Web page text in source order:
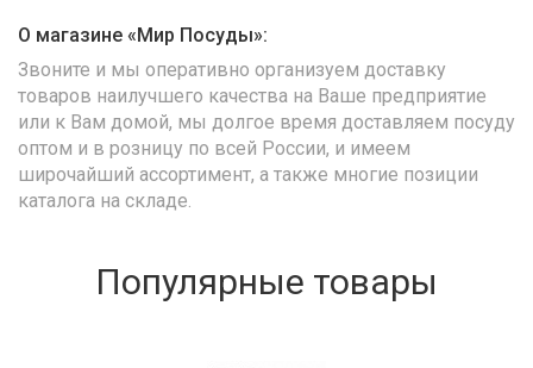
О магазине «Мир Посуды»:
Звоните и мы оперативно организуем доставку
товаров наилучшего качества на Ваше предприятие
или к Вам домой, мы долгое время доставляем посуду
оптом и в розницу по всей России, и имеем
широчайший ассортимент, а также многие позиции
каталога на складе.
Популярные товары